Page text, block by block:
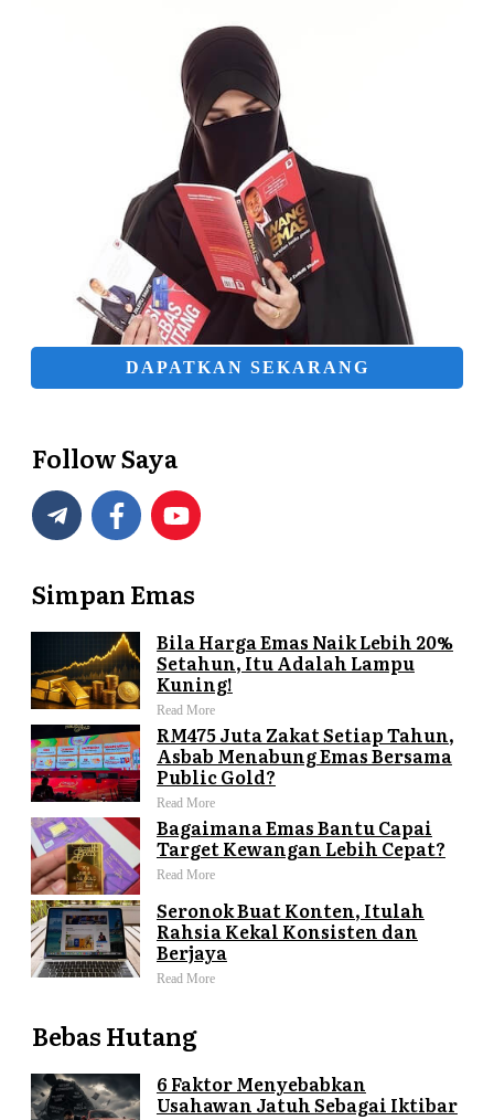
DAPATKAN SEKARANG
Follow Saya
Simpan Emas
Bila Harga Emas Naik Lebih 20%
Setahun, Itu Adalah Lampu
Kuning!
Read More
RM475 Juta Zakat Setiap Tahun,
Asbab Menabung Emas Bersama
Public Gold?
Read More
Bagaimana Emas Bantu Capai
Target Kewangan Lebih Cepat?
Read More
Seronok Buat Konten, Itulah
Rahsia Kekal Konsisten dan
Berjaya
Read More
Bebas Hutang
6 Faktor Menyebabkan
Usahawan Jatuh Sebagai Iktibar